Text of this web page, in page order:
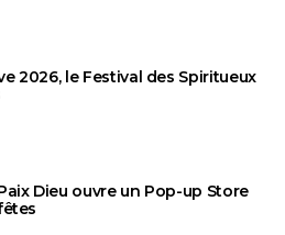
2026, le Festival des Spiritueux
Dieu ouvre un Pop-up Store